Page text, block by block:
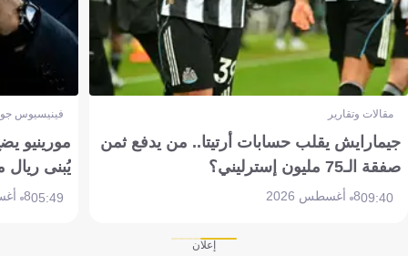
مقالات وتقارير
جيمارايش يقلب حسابات أرتيتا.. من يدفع ثمن
صفقة الـ75 مليون إسترليني؟
09:408 أغسطس 2026
فينيسيوس
مورينيو
يُبنى ريال
05:498 أغسطس 2026
إعلان